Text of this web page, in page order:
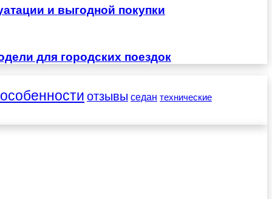
и выгодной покупки
для городских поездок
особенности отзывы седан технические